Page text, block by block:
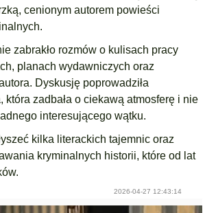
cenionym autorem powieści
zabrakło rozmów o kulisach pracy
planach wydawniczych oraz
Dyskusję poprowadziła
, która zadbała o ciekawą atmosferę i nie
interesującego wątku.
kilka literackich tajemnic oraz
kryminalnych historii, które od lat
2026-04-27 12:43:14